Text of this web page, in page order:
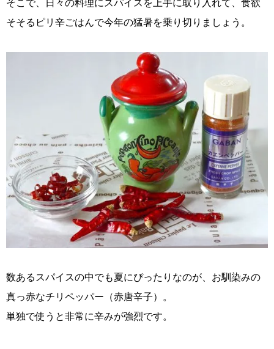
そこで、日々の料理にスパイスを上手に取り入れて、食欲
そそるピリ辛ごはんで今年の猛暑を乗り切りましょう。
数あるスパイスの中でも夏にぴったりなのが、お馴染みの
真っ赤なチリペッパー（赤唐辛子）。
単独で使うと非常に辛みが強烈です。